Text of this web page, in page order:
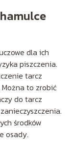
dla ich
piszczenia.
tarcz
to zrobić
do tarcz
środków
osady.